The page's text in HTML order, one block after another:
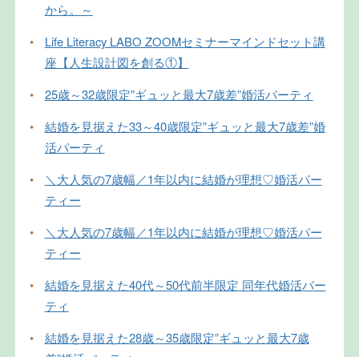
から。～
•
Life Literacy LABO ZOOMセミナーマインドセット講
座【人生設計図を創る①】
•
25歳～32歳限定”ギュッと最大7歳差”婚活パーティ
•
結婚を見据えた33～40歳限定”ギュッと最大7歳差”婚
活パーティ
•
＼大人気の7歳幅／1年以内に結婚が理想♡婚活パー
ティー
•
＼大人気の7歳幅／1年以内に結婚が理想♡婚活パー
ティー
•
結婚を見据えた40代～50代前半限定 同年代婚活パー
ティ
•
結婚を見据えた28歳～35歳限定”ギュッと最大7歳